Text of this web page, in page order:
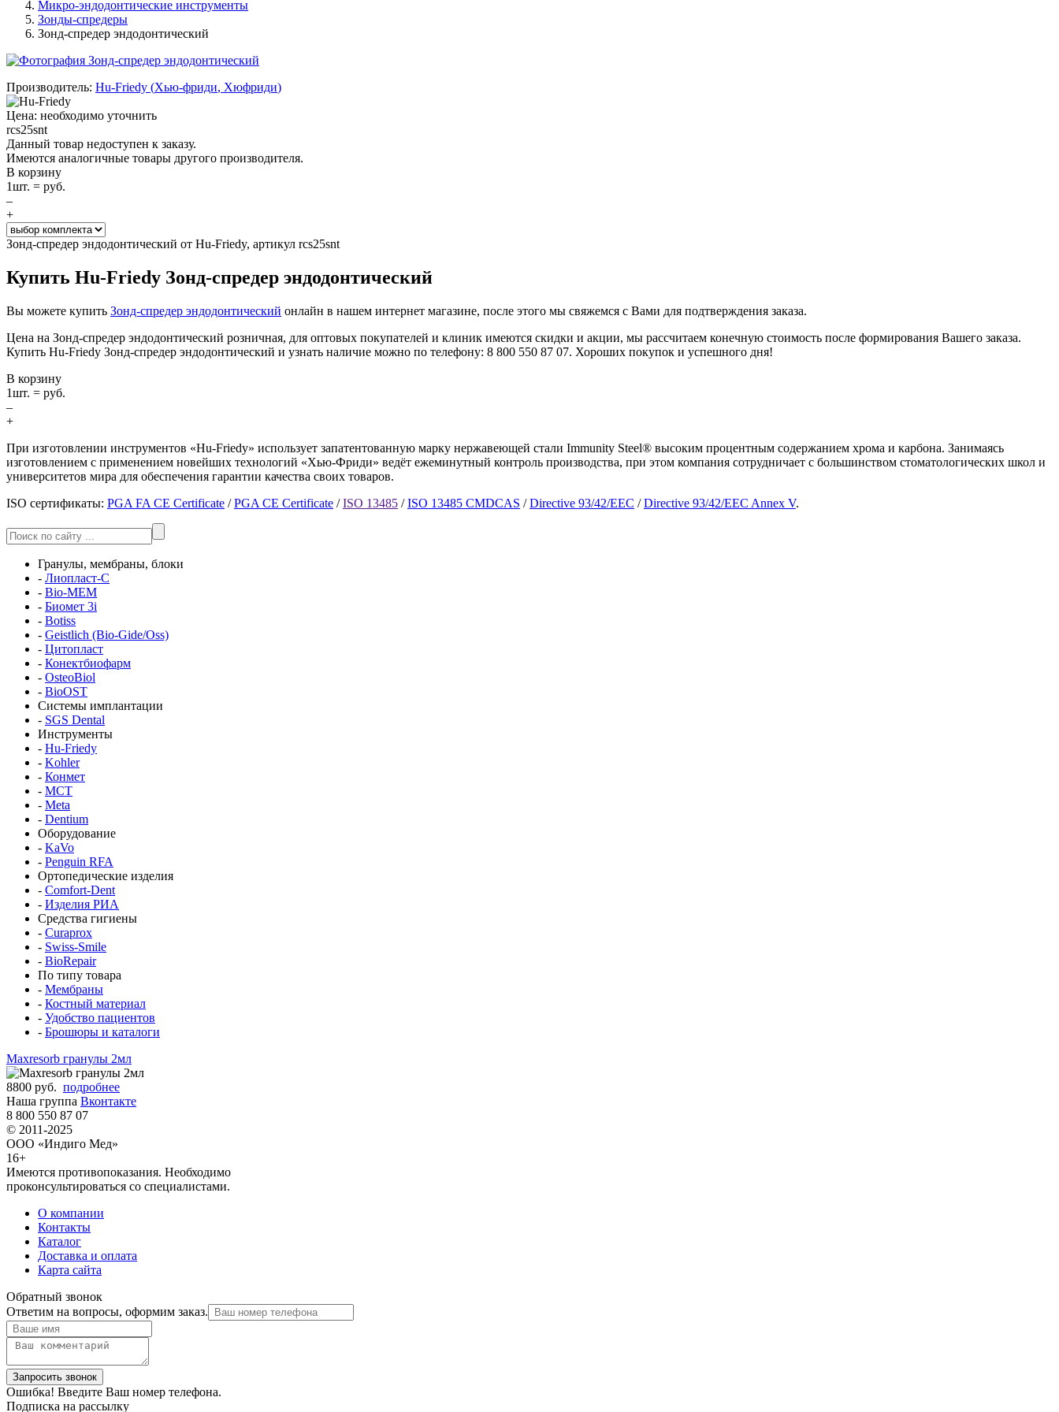
Микро-эндодонтические инструменты
Зонды-спредеры
Зонд-спредер эндодонтический
Производитель: Hu-Friedy (Хью-фриди, Хюфриди)
Цена: необходимо уточнить
rcs25snt
Данный товар недоступен к заказу.
Имеются аналогичные товары другого производителя.
В корзину
1шт. = руб.
–
+
Зонд-спредер эндодонтический от Hu-Friedy, артикул rcs25snt
Купить Hu-Friedy Зонд-спредер эндодонтический
Вы можете купить Зонд-спредер эндодонтический онлайн в нашем интернет магазине, после этого мы свяжемся с Вами для подтверждения заказа.
Цена на Зонд-спредер эндодонтический розничная, для оптовых покупателей и клиник имеются скидки и акции, мы рассчитаем конечную стоимость после формирования Вашего заказа.
Купить Hu-Friedy Зонд-спредер эндодонтический и узнать наличие можно по телефону: 8 800 550 87 07. Хороших покупок и успешного дня!
В корзину
1шт. = руб.
–
+
При изготовлении инструментов «Hu-Friedy» использует запатентованную марку нержавеющей стали Immunity Steel® высоким процентным содержанием хрома и карбона. Занимаясь
изготовлением с применением новейших технологий «Хью-Фриди» ведёт ежеминутный контроль производства, при этом компания сотрудничает с большинством стоматологических школ и
университетов мира для обеспечения гарантии качества своих товаров.
ISO сертификаты: PGA FA CE Certificate /PGA CE Certificate /ISO 13485 /ISO 13485 CMDCAS /Directive 93/42/EEC /Directive 93/42/EEC Annex V.
Гранулы, мембраны, блоки
- Лиопласт-С
- Bio-MEM
- Биомет 3i
- Botiss
- Geistlich (Bio-Gide/Oss)
- Цитопласт
- Конектбиофарм
- OsteoBiol
- BioOST
Системы имплантации
- SGS Dental
Инструменты
- Hu-Friedy
- Kohler
- Конмет
- MCT
- Meta
- Dentium
Оборудование
- KaVo
- Penguin RFA
Ортопедические изделия
- Comfort-Dent
- Изделия РИА
Средства гигиены
- Curaprox
- Swiss-Smile
- BioRepair
По типу товара
- Мембраны
- Костный материал
- Удобство пациентов
- Брошюры и каталоги
Maxresorb гранулы 2мл
8800 руб. подробнее
Наша группа Вконтакте
8 800 550 87 07
© 2011-2025
ООО «Индиго Мед»
16+
Имеются противопоказания. Необходимо
проконсультироваться со специалистами.
О компании
Контакты
Каталог
Доставка и оплата
Карта сайта
Обратный звонок
Ответим на вопросы, оформим заказ.
Ошибка! Введите Ваш номер телефона.
Подписка на рассылку